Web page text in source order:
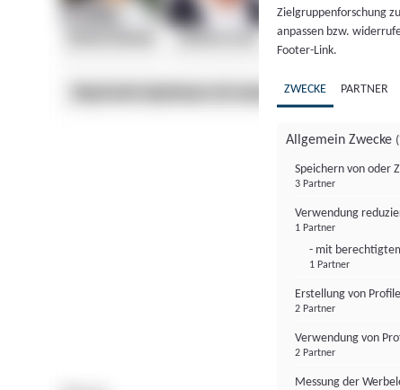
Zielgruppenforschung
anpassen bzw.
Footer-Link.
ZWECKE PARTNER
Allgemein Zwecke
Speichern von oder
3 Partner
Verwendung
1 Partner
- mit
1 Partner
Erstellung von
2 Partner
Verwendung von
2 Partner
Messung der